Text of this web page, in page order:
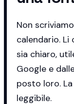
Non
calendario.
sia chiaro,
Google e
posto loro.
leggibile.